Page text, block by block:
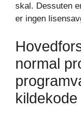
skal. Dessuten
er ingen
normal
kildekode